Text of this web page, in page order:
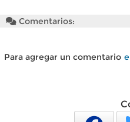
Comentarios:
Para agregar un comentario